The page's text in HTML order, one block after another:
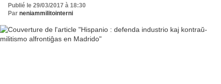
Publié le 29/03/2017 à 18:30
Par neniammilitointerni